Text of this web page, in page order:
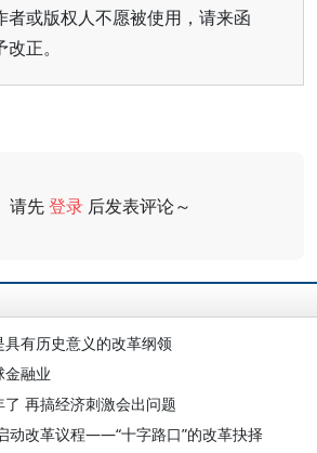
者或版权人不愿被使用，请来函
正。
请先登录 后发表评论～
有历史意义的改革纲领
金融业
再搞经济刺激会出问题
动改革议程——“十字路口”的改革抉择